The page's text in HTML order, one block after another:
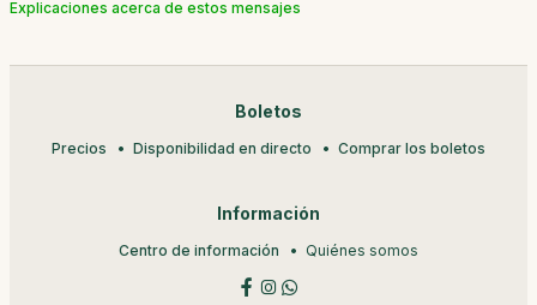
Explicaciones acerca de estos mensajes
Boletos
Precios Disponibilidad en directo Comprar los boletos
Información
Centro de información Quiénes somos